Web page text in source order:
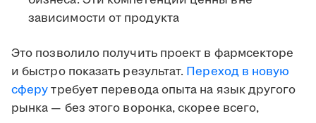
зависимости от продукта
Это позволило получить проект в фармсекторе
и быстро показать результат. Переход в новую
сферутребует перевода опыта на язык другого
рынка — без этого воронка, скорее всего,